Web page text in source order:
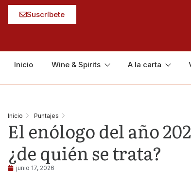
Suscríbete
Inicio Wine & Spirits A la carta
Inicio Puntajes
El enólogo del año
¿de quién se trata?
junio 17, 2026